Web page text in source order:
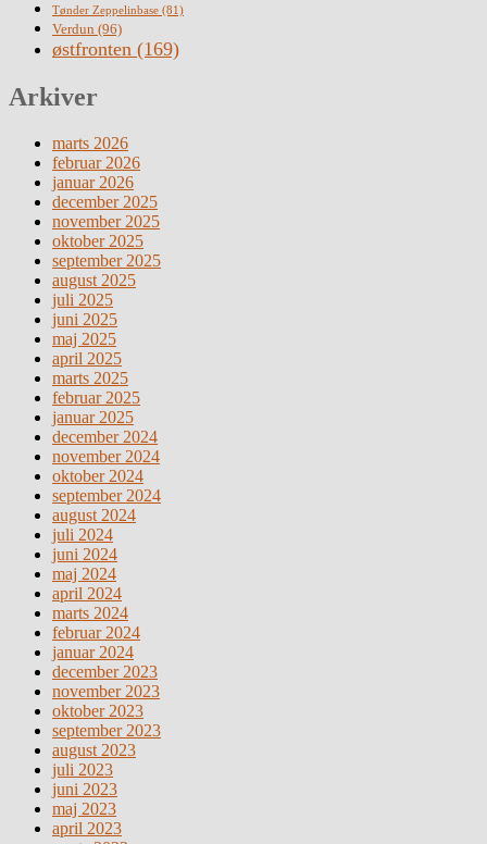
Tønder Zeppelinbase (81)
Verdun (96)
østfronten (169)
Arkiver
marts 2026
februar 2026
januar 2026
december 2025
november 2025
oktober 2025
september 2025
august 2025
juli 2025
juni 2025
maj 2025
april 2025
marts 2025
februar 2025
januar 2025
december 2024
november 2024
oktober 2024
september 2024
august 2024
juli 2024
juni 2024
maj 2024
april 2024
marts 2024
februar 2024
januar 2024
december 2023
november 2023
oktober 2023
september 2023
august 2023
juli 2023
juni 2023
maj 2023
april 2023